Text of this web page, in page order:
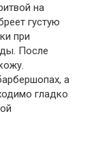
на
густую
при
После
а
гладко